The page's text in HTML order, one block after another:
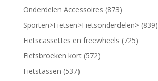
Onderdelen Accessoires (873)
Sporten>Fietsen>Fietsonderdelen> (839)
Fietscassettes en freewheels (725)
Fietsbroeken kort (572)
Fietstassen (537)